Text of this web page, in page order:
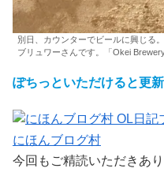
別日、カウンターでビールに興じる
ブリュワーさんです。「Okei Brewery
ぽちっといただけると更
にほんブログ村
今回もご精読いただきあ